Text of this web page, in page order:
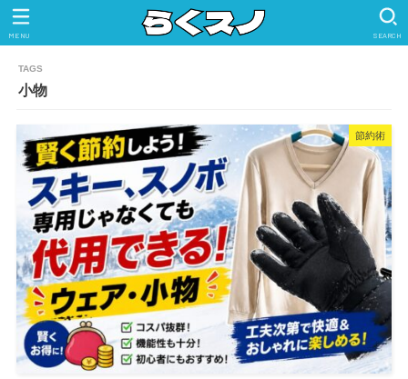
SEARCH
MENU
小物
節約術